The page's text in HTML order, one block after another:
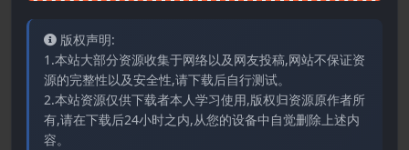
版权声明:
1.本站大部分资源收集于网络以及网友投稿,网站不保证资
源的完整性以及安全性,请下载后自行测试。
2.本站资源仅供下载者本人学习使用,版权归资源原作者所
有,请在下载后24小时之内,从您的设备中自觉删除上述内
容。